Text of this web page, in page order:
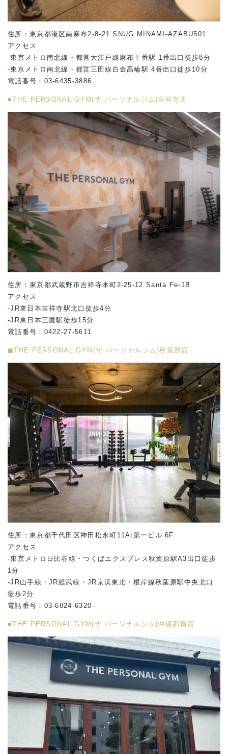
住所：東京都港区南麻布2-8-21 SNUG MINAMI-AZABU501
アクセス
-東京メトロ南北線・都営大江戸線麻布十番駅 1番出口徒歩8分
-東京メトロ南北線・都営三田線白金高輪駅 4番出口徒歩10分
電話番号： 03-6435-3886
■THE PERSONAL GYM(ザ パーソナルジム)吉祥寺店
住所：東京都武蔵野市吉祥寺本町2-25-12 Santa Fe-1B
アクセス
-JR東日本吉祥寺駅北口徒歩4分
-JR東日本三鷹駅徒歩15分
電話番号：0422-27-5611
◼︎THE PERSONAL GYM(ザ パーソナルジム)秋葉原店
住所：東京都千代田区神田松永町11At第一ビル 6F
アクセス
-東京メトロ日比谷線・つくばエクスプレス秋葉原駅A3出口徒歩
1分
-JR山手線・JR総武線・JR京浜東北・根岸線秋葉原駅中央北口
徒歩2分
電話番号：03-6824-6320
■THE PERSONAL GYM(ザ パーソナルジム)沖縄那覇店